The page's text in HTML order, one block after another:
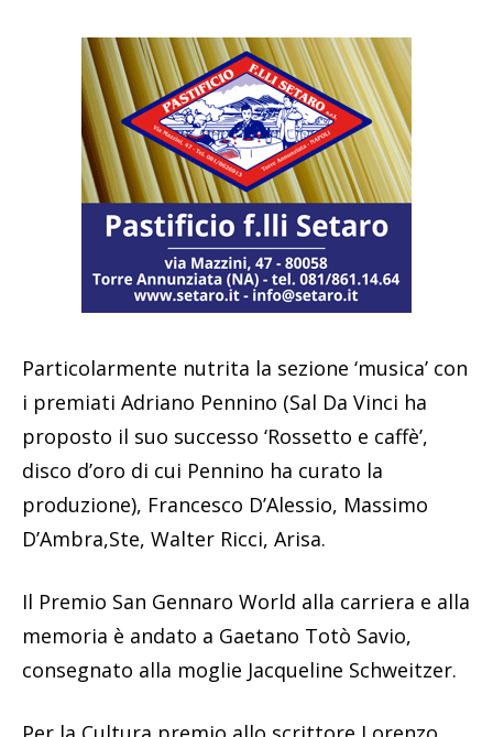
Particolarmente nutrita la sezione ‘musica’ con
i premiati Adriano Pennino (Sal Da Vinci ha
proposto il suo successo ‘Rossetto e caffè’,
disco d’oro di cui Pennino ha curato la
produzione), Francesco D’Alessio, Massimo
D’Ambra,Ste, Walter Ricci, Arisa.
Il Premio San Gennaro World alla carriera e alla
memoria è andato a Gaetano Totò Savio,
consegnato alla moglie Jacqueline Schweitzer.